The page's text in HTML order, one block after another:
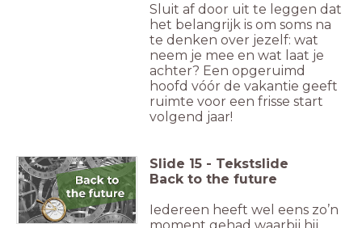
Sluit af door uit te leggen dat
het belangrijk is om soms na
te denken over jezelf: wat
neem je mee en wat laat je
achter? Een opgeruimd
hoofd vóór de vakantie geeft
ruimte voor een frisse start
volgend jaar!
Slide 15 - Tekstslide
Back to the future
Iedereen heeft wel eens zo’n
moment gehad waarbij hij